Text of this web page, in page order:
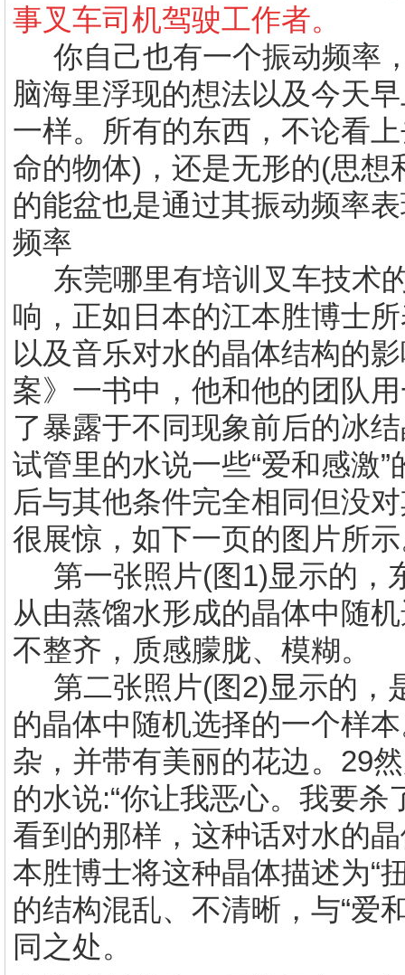
事叉车司机驾驶工作者。
你自己也有一个振动频率
脑海里浮现的想法以及今天
一样。所有的东西，不论看
命的物体)，还是无形的(思
的能盆也是通过其振动频率
频率
东莞哪里有培训叉车技术
响，正如日本的江本胜博士
以及音乐对水的晶体结构的
案》一书中，他和他的团队
了暴露于不同现象前后的冰
试管里的水说一些“爱和感激
后与其他条件完全相同但没
很展惊，如下一页的图片
第一张照片(图1)显示的，
从由蒸馏水形成的晶体中随
不整齐，质感朦胧、模糊。
第二张照片(图2)显示的，
的晶体中随机选择的一个样
杂，并带有美丽的花边。29
的水说:“你让我恶心。我要
看到的那样，这种话对水的
本胜博士将这种晶体描述为“
的结构混乱、不清晰，与“爱
同之处。